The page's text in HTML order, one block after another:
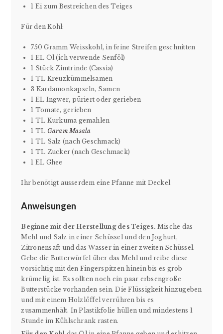
1 Ei zum Bestreichen des Teiges
Für den Kohl:
750 Gramm Weisskohl, in feine Streifen geschnitten
1 EL Öl (ich verwende Senföl)
1 Stück Zimtrinde (Cassia)
1 TL Kreuzkümmelsamen
3 Kardamonkapseln, Samen
1 EL Ingwer, püriert oder gerieben
1 Tomate, gerieben
1 TL Kurkuma gemahlen
1 TL Garam Masala
1 TL Salz (nach Geschmack)
1 TL Zucker (nach Geschmack)
1 EL Ghee
Ihr benötigt ausserdem eine Pfanne mit Deckel
Anweisungen
Beginne mit der Herstellung des Teiges. Mische das
Mehl und Salz in einer Schüssel und den Joghurt,
Zitronensaft und das Wasser in einer zweiten Schüssel.
Gebe die Butterwürfel über das Mehl und reibe diese
vorsichtig mit den Fingerspitzen hinein bis es grob
krümelig ist. Es sollten noch ein paar erbsengroße
Butterstücke vorhanden sein. Die Flüssigkeit hinzugeben
und mit einem Holzlöffel verrühren bis es
zusammenhält. In Plastikfolie hüllen und mindestens 1
Stunde im Kühlschrank rasten.